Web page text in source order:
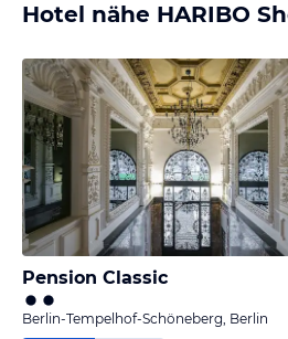
Hotel nähe HARIBO
Pension Classic
Berlin-Tempelhof-Schöneberg, Berlin